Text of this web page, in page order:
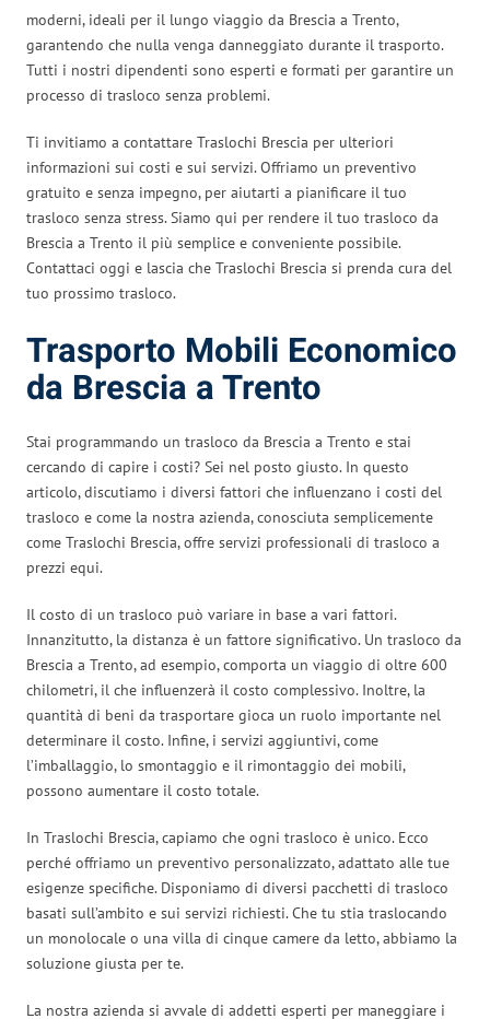
moderni, ideali per il lungo viaggio da Brescia a Trento,
garantendo che nulla venga danneggiato durante il trasporto.
Tutti i nostri dipendenti sono esperti e formati per garantire un
processo di trasloco senza problemi.
Ti invitiamo a contattare Traslochi Brescia per ulteriori
informazioni sui costi e sui servizi. Offriamo un preventivo
gratuito e senza impegno, per aiutarti a pianificare il tuo
trasloco senza stress. Siamo qui per rendere il tuo trasloco da
Brescia a Trento il più semplice e conveniente possibile.
Contattaci oggi e lascia che Traslochi Brescia si prenda cura del
tuo prossimo trasloco.
Trasporto Mobili Economico
da Brescia a Trento
Stai programmando un trasloco da Brescia a Trento e stai
cercando di capire i costi? Sei nel posto giusto. In questo
articolo, discutiamo i diversi fattori che influenzano i costi del
trasloco e come la nostra azienda, conosciuta semplicemente
come Traslochi Brescia, offre servizi professionali di trasloco a
prezzi equi.
Il costo di un trasloco può variare in base a vari fattori.
Innanzitutto, la distanza è un fattore significativo. Un trasloco da
Brescia a Trento, ad esempio, comporta un viaggio di oltre 600
chilometri, il che influenzerà il costo complessivo. Inoltre, la
quantità di beni da trasportare gioca un ruolo importante nel
determinare il costo. Infine, i servizi aggiuntivi, come
l’imballaggio, lo smontaggio e il rimontaggio dei mobili,
possono aumentare il costo totale.
In Traslochi Brescia, capiamo che ogni trasloco è unico. Ecco
perché offriamo un preventivo personalizzato, adattato alle tue
esigenze specifiche. Disponiamo di diversi pacchetti di trasloco
basati sull’ambito e sui servizi richiesti. Che tu stia traslocando
un monolocale o una villa di cinque camere da letto, abbiamo la
soluzione giusta per te.
La nostra azienda si avvale di addetti esperti per maneggiare i